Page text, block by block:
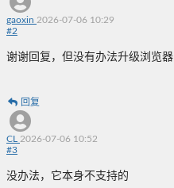
gaoxin 2026-07-06 10:29
#2
谢谢回复，但没有办法升级浏览
回复
CL 2026-07-06 10:52
#3
没办法，它本身不支持的